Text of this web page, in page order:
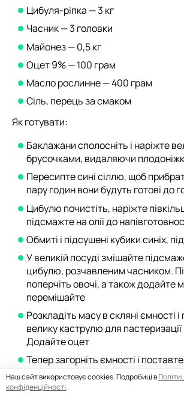
Цибуля-ріпка — 3 кг
Часник — 3 головки
Майонез — 0,5 кг
Оцет 9% — 100 грам
Масло рослинне — 400 грам
Сіль, перець за смаком
Як готувати:
Баклажани сполосніть і наріжте
брусочками, видаляючи
Пересипте сині сіллю, щоб
пару годин вони будуть готові до
Цибулю почистіть, наріжте
підсмажте на олії до
Обмиті і підсушені кубики синіх,
У великій посуді змішайте
цибулю, розчавленим часником.
поперчіть овочі, а також додайте
перемішайте
Розкладіть масу в скляні ємності
велику каструлю для
Додайте оцет
Тепер загорніть ємності і
у плед на добу
Наш сайт використовує cookies. Подробиці в
конфіденційності.